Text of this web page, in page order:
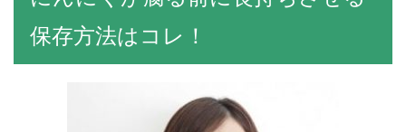
保存方法はコレ！